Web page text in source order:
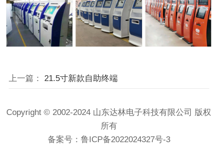
上一篇： 21.5寸新款自助终端
Copyright © 2002-2024 山东达林电子科技有限公司 版权
所有
备案号： 鲁ICP备2022024327号-3